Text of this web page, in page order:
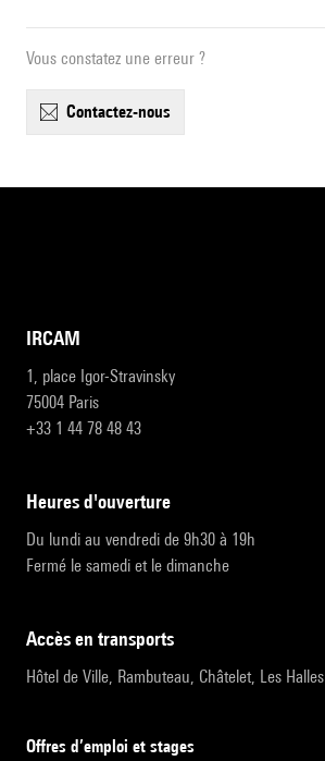
Vous constatez une erreur ?
contactez-nous
IRCAM
1, place Igor-Stravinsky
75004 Paris
+33 1 44 78 48 43
heures d'ouverture
Du lundi au vendredi de 9h30 à 19h
Fermé le samedi et le dimanche
accès en transports
Hôtel de Ville, Rambuteau, Châtelet, Les Halles
Offres d’emploi et stages